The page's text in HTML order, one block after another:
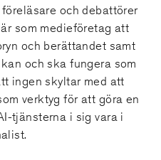
och debattörer
som medieföretag att
och berättandet samt
och ska fungera som
ingen skyltar med att
verktyg för att göra en
tjänsterna i sig vara i